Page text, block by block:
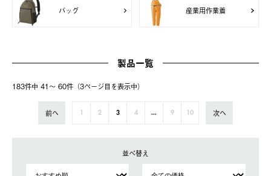
バッグ 産業用作業着
製品一覧
183件中 41〜 60件（3ページ⽬を表⽰中）
前へ 2 3 4 ... 9 10 次へ
並べ替え